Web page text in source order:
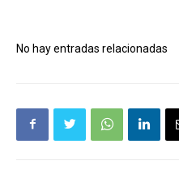
No hay entradas relacionadas